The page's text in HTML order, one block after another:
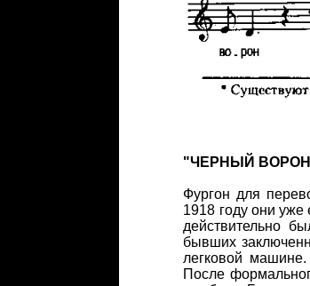
"ЧЕРНЫЙ ВОРОН"
Фургон для
1918 году они
действительно
бывших
легковой
После